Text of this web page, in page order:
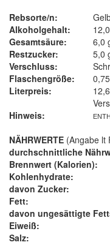
Rebsorte/n:
Alkoholgehalt:
Gesamtsäure:
6,0
Restzucker:
5,0
Verschluss:
Flaschengröße:
Literpreis:
Hinweis:
NÄHRWERTE (Angabe lt
durchschnittliche
Brennwert (Kalorien):
Kohlenhydrate:
davon Zucker:
Fett:
davon ungesättigte
Eiweiß:
Salz: